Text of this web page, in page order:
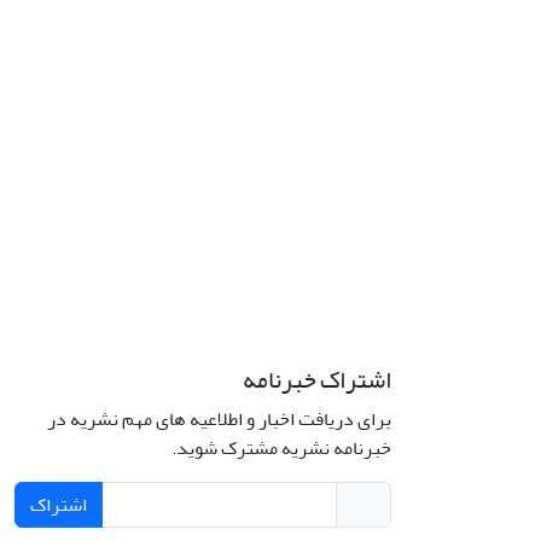
اشتراک خبرنامه
برای دریافت اخبار و اطلاعیه های مهم نشریه در
خبرنامه نشریه مشترک شوید.
اشتراک